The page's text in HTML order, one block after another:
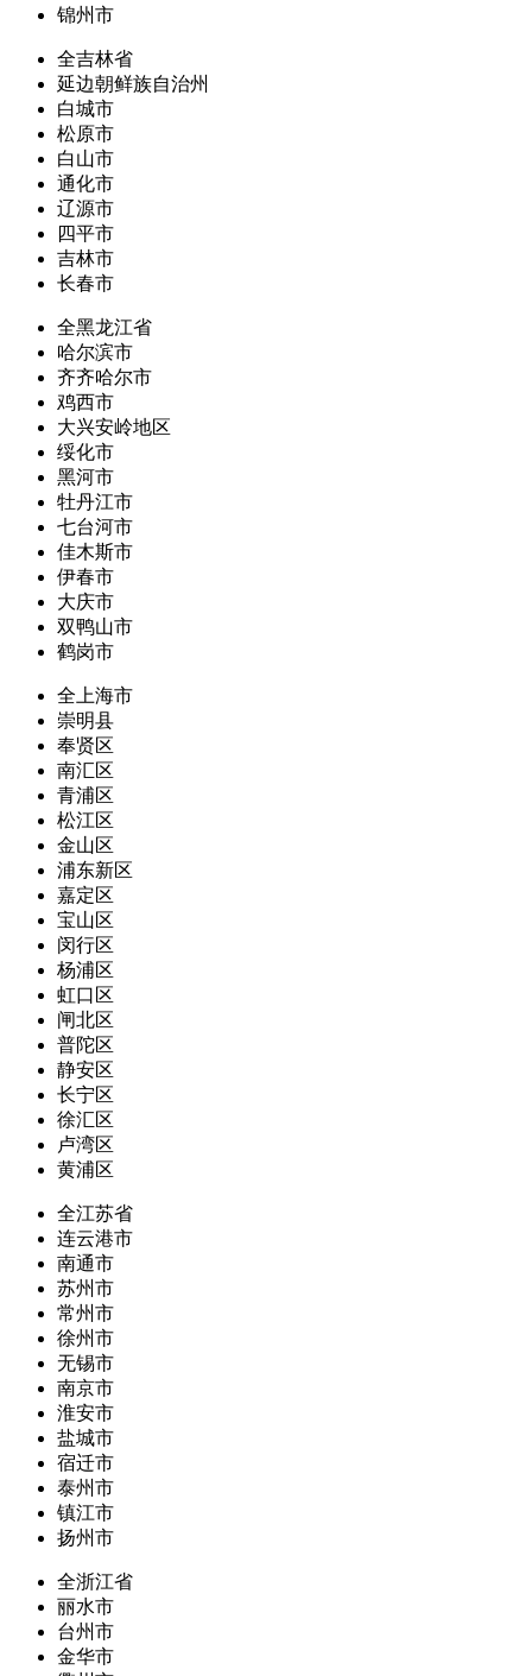
锦州市
全吉林省
延边朝鲜族自治州
白城市
松原市
白山市
通化市
辽源市
四平市
吉林市
长春市
全黑龙江省
哈尔滨市
齐齐哈尔市
鸡西市
大兴安岭地区
绥化市
黑河市
牡丹江市
七台河市
佳木斯市
伊春市
大庆市
双鸭山市
鹤岗市
全上海市
崇明县
奉贤区
南汇区
青浦区
松江区
金山区
浦东新区
嘉定区
宝山区
闵行区
杨浦区
虹口区
闸北区
普陀区
静安区
长宁区
徐汇区
卢湾区
黄浦区
全江苏省
连云港市
南通市
苏州市
常州市
徐州市
无锡市
南京市
淮安市
盐城市
宿迁市
泰州市
镇江市
扬州市
全浙江省
丽水市
台州市
金华市